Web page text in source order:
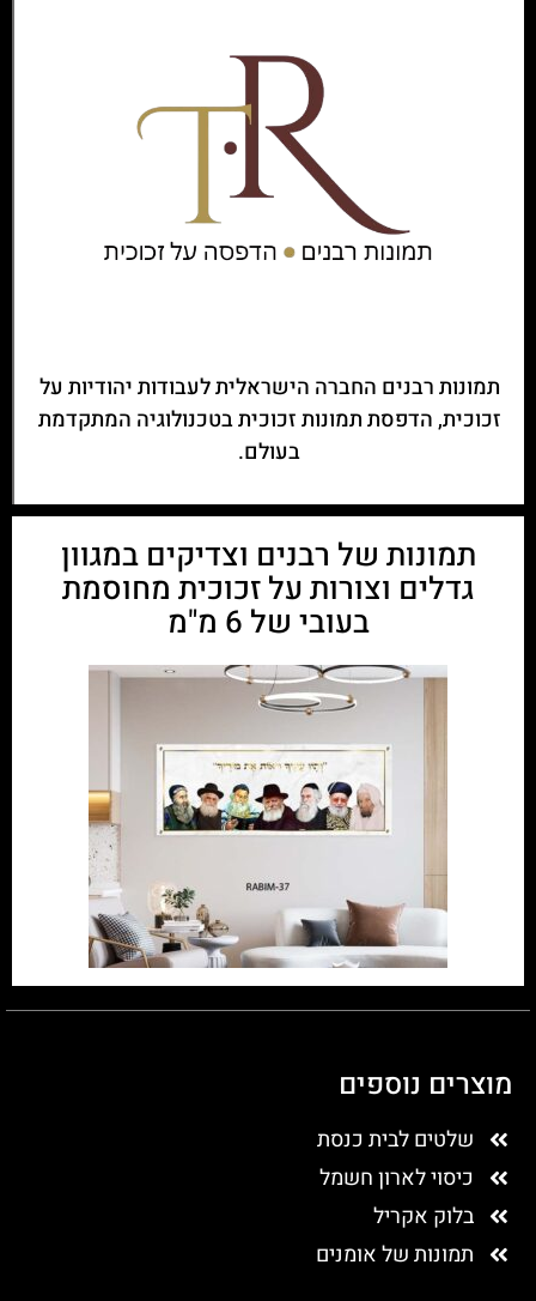
תמונות רבנים החברה הישראלית לעבודות יהודיות על
זכוכית, הדפסת תמונות זכוכית בטכנולוגיה המתקדמת
בעולם.
תמונות של רבנים וצדיקים במגוון
גדלים וצורות על זכוכית מחוסמת
בעובי של 6 מ"מ
מוצרים נוספים
שלטים לבית כנסת
כיסוי לארון חשמל
בלוק אקריל
תמונות של אומנים